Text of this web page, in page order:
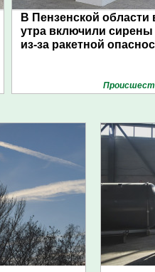
В Пензенской области
утра включили сирены
из-за ракетной